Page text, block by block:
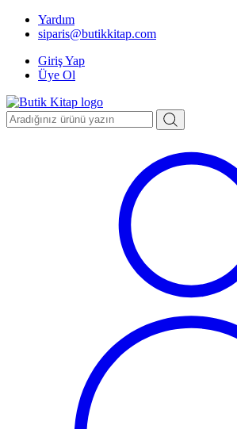
Yardım
siparis@butikkitap.com
Giriş Yap
Üye Ol